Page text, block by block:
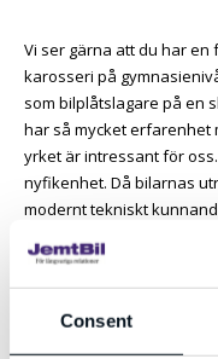
Consent
Vi ser gärna att du har
karosseri på
som bilplåtslagare på en
har så mycket erfarenhet
yrket är intressant för
nyfikenhet. Då bilarnas
modernt tekniskt
har kunskaper i
för form. Du trivs med att
samtidigt också en